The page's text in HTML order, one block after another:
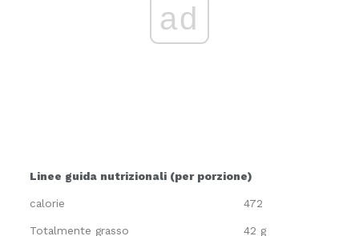
ad
Linee guida nutrizionali (per porzione)
calorie 472
Totalmente grasso 42 g